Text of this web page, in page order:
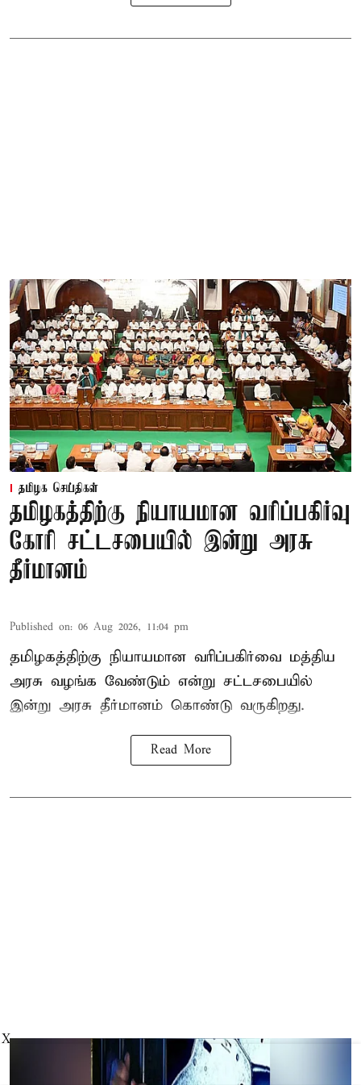
தமிழக செய்திகள்
தமிழகத்திற்கு நியாயமான வரிப்பகிர்வு
கோரி சட்டசபையில் இன்று அரசு
தீர்மானம்
Published on: 06 Aug 2026, 11:04 pm
தமிழகத்திற்கு நியாயமான வரிப்பகிர்வை மத்திய
அரசு வழங்க வேண்டும் என்று சட்டசபையில்
இன்று அரசு தீர்மானம் கொண்டு வருகிறது.
Read More
X